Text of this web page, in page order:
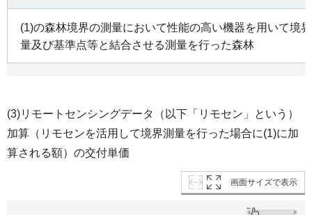
(1)の森林境界の測量において性能の高い機器を用いて境
量及び基準点等と結合させる測量を行った森林
(3)リモートセンシングデータ（以下「リモセン」という）
加算（リモセンを活用して境界測量を行った場合に(1)に加
算される額）の交付単価
画面サイズで表示